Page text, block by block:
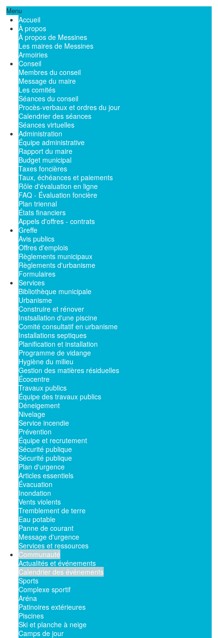
Menu
Accueil
À propos
À propos de Messines
Les maires de Messines
Armoiries
Conseil
Membres du conseil
Message du maire
Les comités
Séances du conseil
Procès-verbaux et ordres du jour
Calendrier des séances
Séances virtuelles
Administration
Équipe administrative
Rapport du maire
Budget municipal
Taxes foncières
Taux, échéances et paiements
Rôle d'évaluation en ligne
FAQ - Évaluation foncière
Plan triennal
États financiers
Appels d'offres - contrats
Greffe
Avis publics
Offres d'emplois
Règlements municipaux
Règlements d'urbanisme
Formulaires
Services
Bibliothèque municipale
Urbanisme
Construire et rénover
Instsallation d'une piscine
Comité consultatif en urbanisme
Installations septiques
Planification et installation
Programme de vidange
Hygiène du milieu
Gestion des matières résiduelles
Écocentre
Travaux publics
Équipe des travaux publics
Déneigement
Nivelage
Service incendie
Prévention
Équipe et recrutement
Sécurité publique
Sécurité publique
Plan d'urgence
Articles essentiels
Évacuation
Inondation
Vents violents
Tremblement de terre
Eau potable
Panne de courant
Message d'urgence
Services et ressources
Communauté
Actualités et événements
Calendrier des événements
Sports
Complexe sportif
Aréna
Patinoires extérieures
Piscines
Ski et planche à neige
Camps de jour